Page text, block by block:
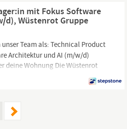
mit Fokus Software
d), Wüstenrot Gruppe
Team als: Technical Product
Architektur und AI (m/w/d)
deine Wohnung Die Wüstenrot
der
größten Arbeitgebern im Raum